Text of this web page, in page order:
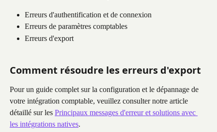
Erreurs d'authentification et de connexion
Erreurs de paramètres comptables
Erreurs d'export
Comment résoudre les erreurs d'export
Pour un guide complet sur la configuration et le dépannage de
votre intégration comptable, veuillez consulter notre article
détaillé sur les Principaux messages d'erreur et solutions avec
les intégrations natives.